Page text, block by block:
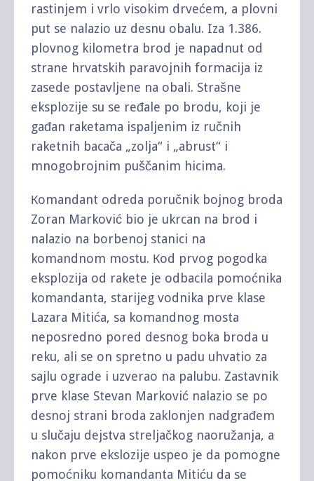
rastinjem i vrlo visokim drvećem, a plovni
put se nalazio uz desnu obalu. Iza 1.386.
plovnog kilometra brod je napadnut od
strane hrvatskih paravojnih formacija iz
zasede postavljene na obali. Strašne
eksplozije su se ređale po brodu, koji je
gađan raketama ispaljenim iz ručnih
raketnih bacača „zolja“ i „abrust“ i
mnogobrojnim puščanim hicima.
Кomandant odreda poručnik bojnog broda
Zoran Marković bio je ukrcan na brod i
nalazio na borbenoj stanici na
komandnom mostu. Кod prvog pogodka
eksplozija od rakete je odbacila pomoćnika
komandanta, starijeg vodnika prve klase
Lazara Mitića, sa komandnog mosta
neposredno pored desnog boka broda u
reku, ali se on spretno u padu uhvatio za
sajlu ograde i uzverao na palubu. Zastavnik
prve klase Stevan Marković nalazio se po
desnoj strani broda zaklonjen nadgrađem
u slučaju dejstva streljačkog naoružanja, a
nakon prve ekslozije uspeo je da pomogne
pomoćniku komandanta Mitiću da se